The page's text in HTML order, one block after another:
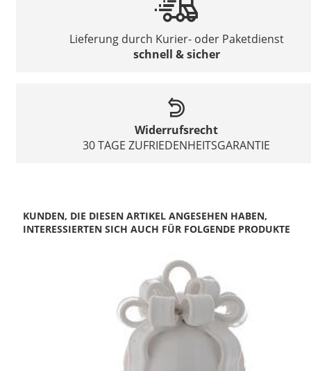
Lieferung durch Kurier- oder Paketdienst
schnell & sicher
Widerrufsrecht
30 TAGE ZUFRIEDENHEITSGARANTIE
KUNDEN, DIE DIESEN ARTIKEL ANGESEHEN HABEN,
INTERESSIERTEN SICH AUCH FÜR FOLGENDE PRODUKTE